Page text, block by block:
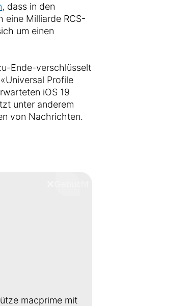
, dass in den
eine Milliarde RCS-
um einen
Ende-verschlüsselt
Profile
iOS 19
unter anderem
von Nachrichten.
macprime mit